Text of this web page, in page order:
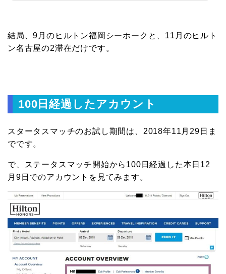
結局、9月のヒルトン福岡シーホークと、11月のヒルト
ン名古屋の2滞在だけです。
100日経過したアカウント
スタータスマッチのお試し期間は、2018年11月29日ま
でです。
で、ステータスマッチ開始から100日経過した本日12
月9日でのアカウントを見てみます。